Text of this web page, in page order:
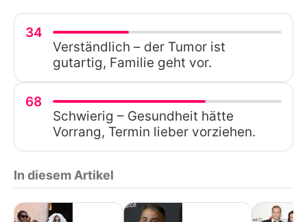
34
Verständlich – der Tumor ist
gutartig, Familie geht vor.
68
Schwierig – Gesundheit hätte
Vorrang, Termin lieber vorziehen.
In diesem Artikel